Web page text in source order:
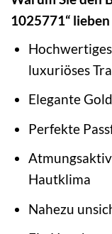
1025771“
luxuriöses
Elegante
Perfekte
Hautklima
Nahezu